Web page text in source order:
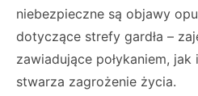
niebezpieczne są objawy
dotyczące strefy gardła –
zawiadujące połykaniem,
stwarza zagrożenie życia.